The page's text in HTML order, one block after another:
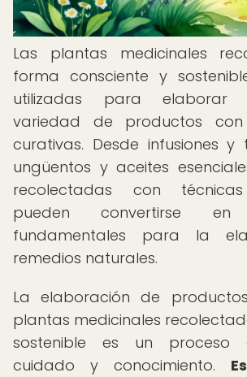
Las plantas medicinales
forma consciente y
utilizadas para elaborar
variedad de productos con
curativas. Desde infusiones y
ungüentos y aceites
recolectadas con
pueden convertirse en
fundamentales para la
remedios naturales.
La elaboración de
plantas medicinales
sostenible es un proceso
cuidado y conocimiento.